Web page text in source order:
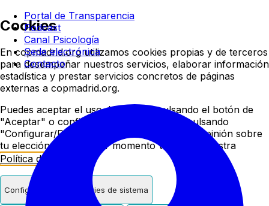
Cookies
En copmadrid.org utilizamos cookies propias y de terceros
para desempeñar nuestros servicios, elaborar información
estadística y prestar servicios concretos de páginas
externas a copmadrid.org.
Puedes aceptar el uso de cookies pulsando el botón de
"Aceptar" o configurar/rechazar su uso pulsando
"Configurar/Rechazar". Podrás cambiar de opinión sobre
tu elección en cualquier momento visitando nuestra
Política de Cookies
Configurar Solo cookies de sistema
Colegio oficial de
Portal de Transparencia
Podcast
Canal Psicología
Sede electrónica
Contacto